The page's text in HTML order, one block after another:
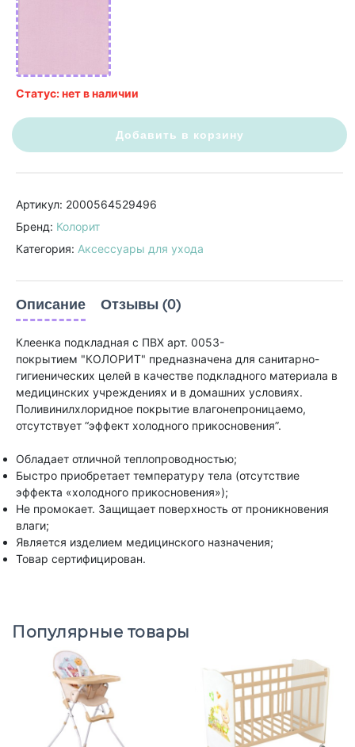
Статус: нет в наличии
Добавить в корзину
Артикул: 2000564529496
Бренд: Колорит
Категория: Аксессуары для ухода
Описание Отзывы (0)
Клеенка подкладная с ПВХ арт. 0053-
покрытием "КОЛОРИТ" предназначена для санитарно-
гигиенических целей в качестве подкладного материала в
медицинских учреждениях и в домашних условиях.
Поливинилхлоридное покрытие влагонепроницаемо,
отсутствует “эффект холодного прикосновения”.
Обладает отличной теплопроводностью;
Быстро приобретает температуру тела (отсутствие
эффекта «холодного прикосновения»);
Не промокает. Защищает поверхность от проникновения
влаги;
Является изделием медицинского назначения;
Товар сертифицирован.
Популярные товары